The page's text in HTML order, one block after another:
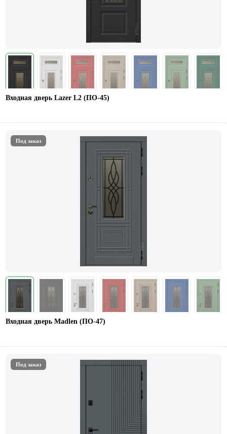
Входная дверь Lazer L2 (ПО-45)
Под заказ
Входная дверь Madlen (ПО-47)
Под заказ